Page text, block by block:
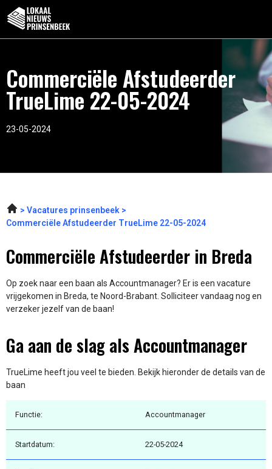
Commerciële Afstudeerder
TrueLime 22-05-2024
23-05-2024
Vacatures prinsenbeek
Commerciële Afstudeerder TrueLime 22-05-2024
Commerciële Afstudeerder in Breda
Op zoek naar een baan als Accountmanager? Er is een vacature
vrijgekomen in Breda, te Noord-Brabant. Solliciteer vandaag nog en
verzeker jezelf van de baan!
Ga aan de slag als Accountmanager
TrueLime heeft jou veel te bieden. Bekijk hieronder de details van de
baan
Functie: Accountmanager
Startdatum: 22-05-2024